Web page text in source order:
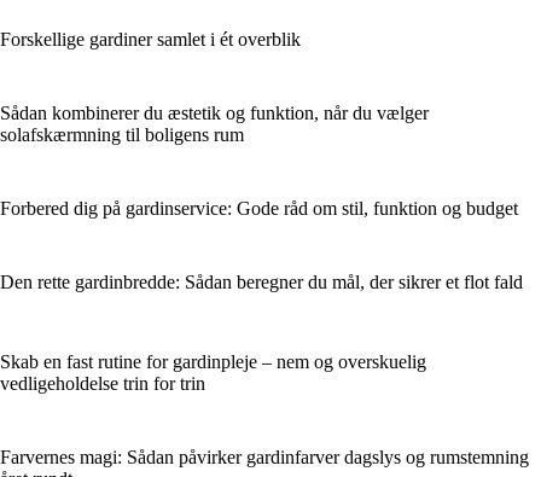
Forskellige gardiner samlet i ét overblik
Sådan kombinerer du æstetik og funktion, når du vælger
solafskærmning til boligens rum
Forbered dig på gardinservice: Gode råd om stil, funktion og budget
Den rette gardinbredde: Sådan beregner du mål, der sikrer et flot fald
Skab en fast rutine for gardinpleje – nem og overskuelig
vedligeholdelse trin for trin
Farvernes magi: Sådan påvirker gardinfarver dagslys og rumstemning